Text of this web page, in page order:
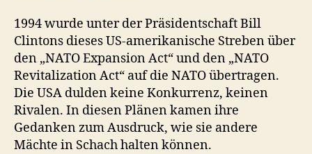
1994 wurde unter der Präsidentschaft Bill
Clintons dieses US-amerikanische Streben über
den „NATO Expansion Act“ und den „NATO
Revitalization Act“ auf die NATO übertragen.
Die USA dulden keine Konkurrenz, keinen
Rivalen. In diesen Plänen kamen ihre
Gedanken zum Ausdruck, wie sie andere
Mächte in Schach halten können.